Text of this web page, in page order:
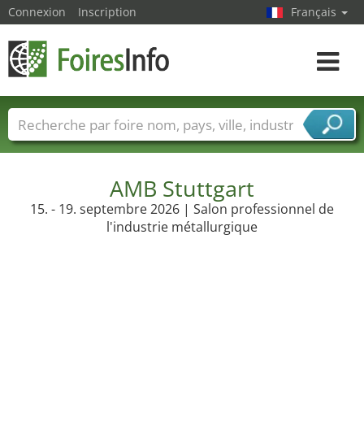
AMB Stuttgart
15. - 19. septembre 2026 | Salon professionnel de
l'industrie métallurgique
Connexion Inscription Français
Toggle
Foire noms Pays Villes
Secteurs de foire